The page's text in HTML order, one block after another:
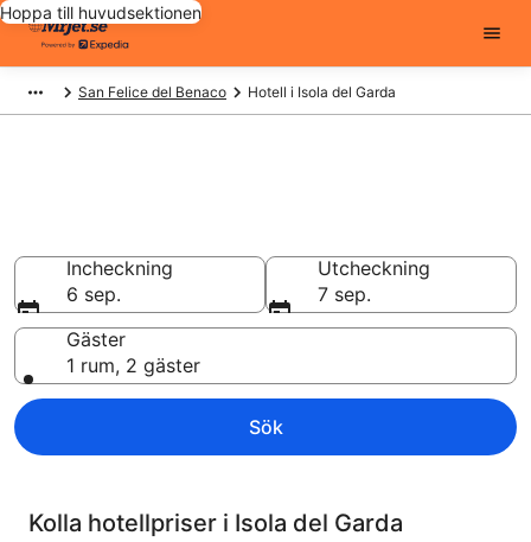
Hoppa till huvudsektionen
San Felice del Benaco Hotell i Isola del Garda
Incheckning
6 sep.
Utcheckning
7 sep.
Gäster
1 rum, 2 gäster
Sök
Kolla hotellpriser i Isola del Garda